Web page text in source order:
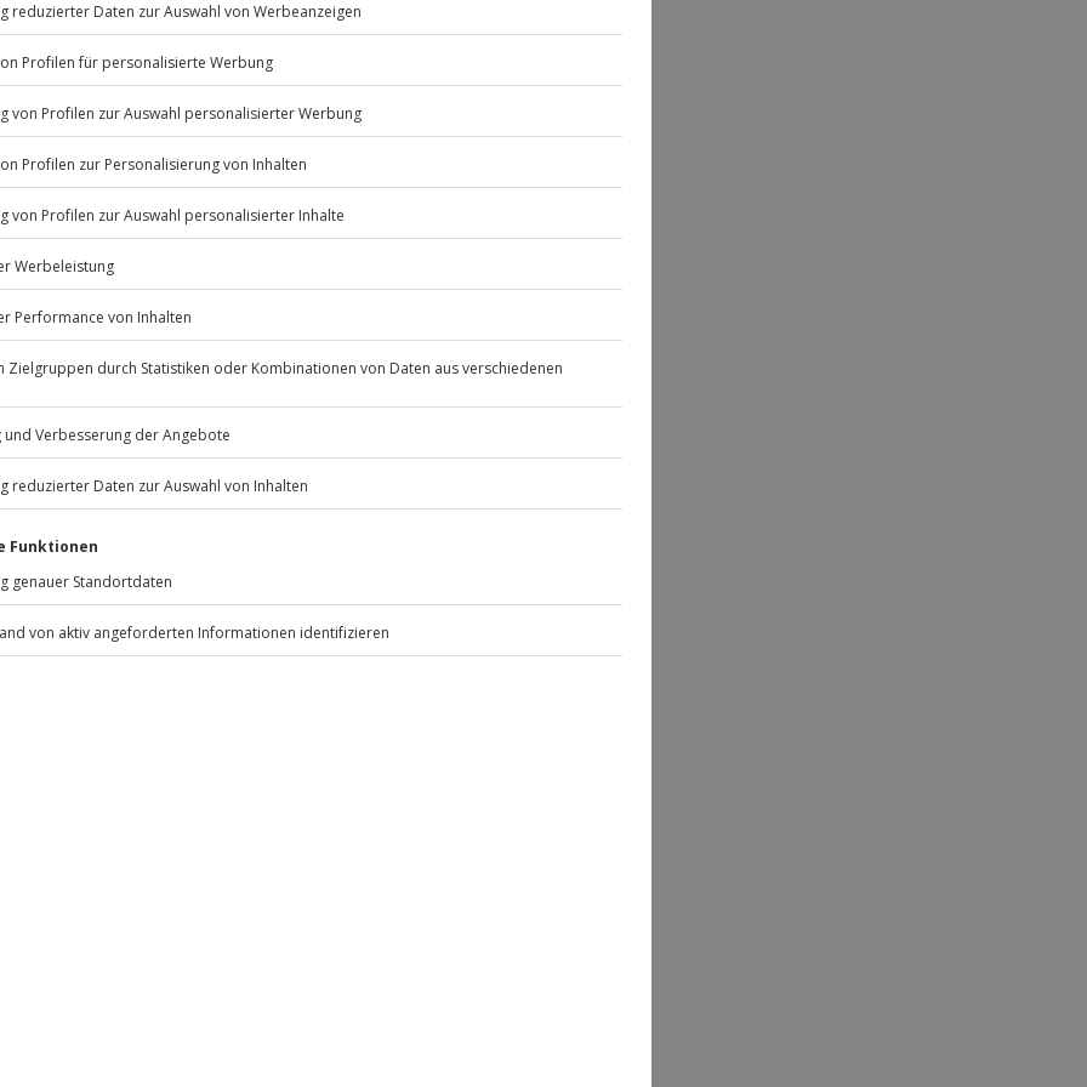
Die kurvenreichen Straßen
um dich richtig auszupowern.
Freiheit und Adrenalin. Lust
Dann schnapp dir den
Beeinträchtigungen
in Besitz)
wird das Erlebnis
Reisepass, festes
Listenansicht
© OpenStreetMaps
Jochen SchweizerGmbH
Mühldorfstraße 8
außer an bundesweiten